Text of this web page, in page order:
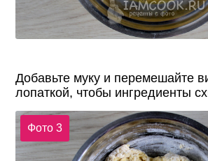
Добавьте муку и перемешайте
лопаткой, чтобы ингредиенты
Фото 3